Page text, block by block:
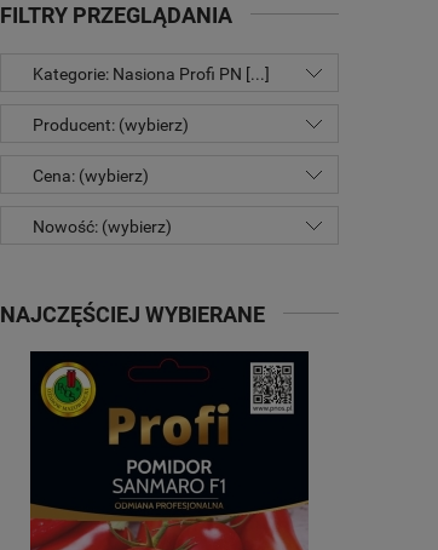
FILTRY PRZEGLĄDANIA
Kategorie: Nasiona Profi PN [...]
Producent: (wybierz)
Cena: (wybierz)
Nowość: (wybierz)
NAJCZĘŚCIEJ WYBIERANE